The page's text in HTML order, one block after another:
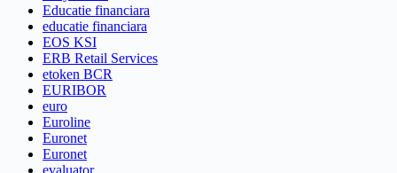
Educatie financiara
educatie financiara
EOS KSI
ERB Retail Services
etoken BCR
EURIBOR
euro
Euroline
Euronet
Euronet
evaluator